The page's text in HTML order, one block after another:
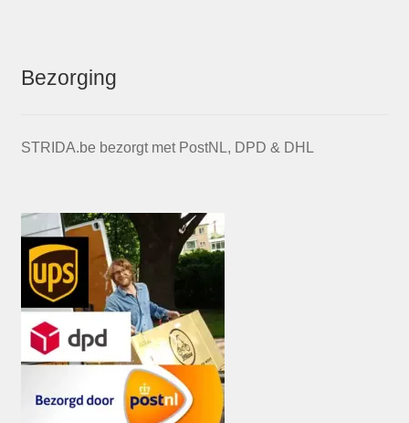
Bezorging
STRIDA.be bezorgt met PostNL, DPD & DHL